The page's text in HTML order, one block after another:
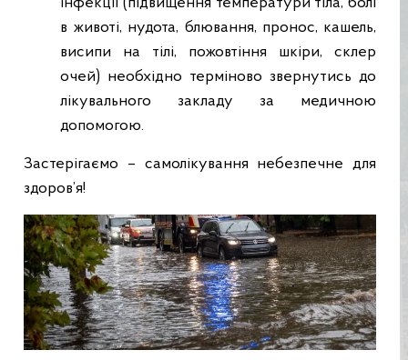
в животі, нудота, блювання, пронос, кашель,
висипи на тілі, пожовтіння шкіри, склер
очей) необхідно терміново звернутись до
лікувального закладу за медичною
допомогою.
Застерігаємо – самолікування небезпечне для
здоров’я!